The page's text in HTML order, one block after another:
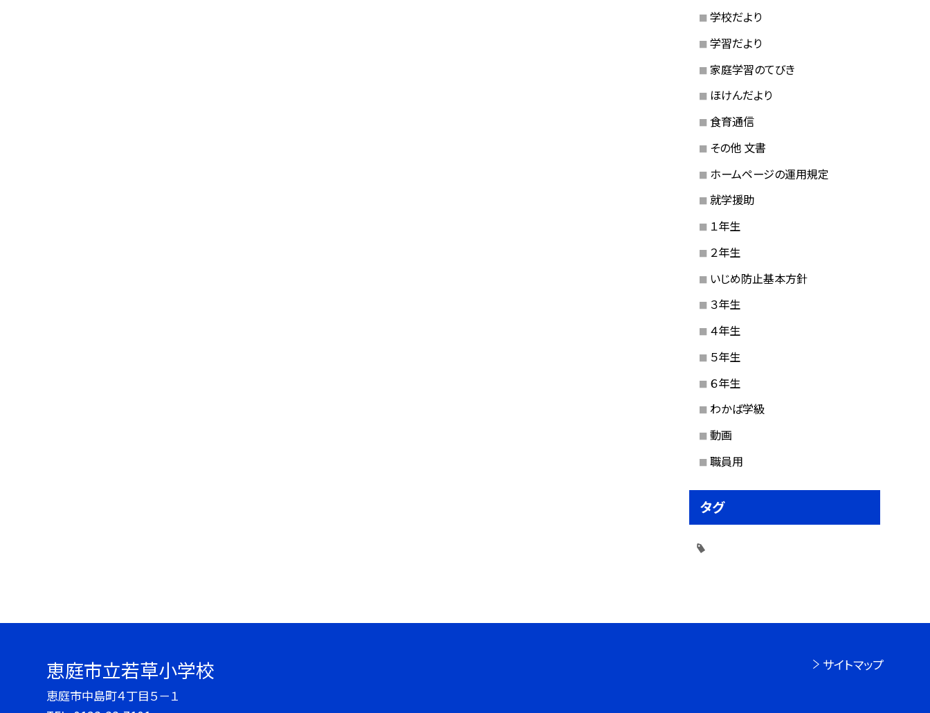
学校だより
学習だより
家庭学習のてびき
ほけんだより
食育通信
その他 文書
ホームページの運用規定
就学援助
１年生
２年生
いじめ防止基本方針
３年生
４年生
５年生
６年生
わかば学級
動画
職員用
タグ
恵庭市立若草小学校
恵庭市中島町４丁目５－１
サイトマップ